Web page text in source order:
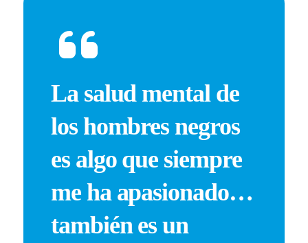
La salud mental de
los hombres negros
es algo que siempre
me ha apasionado…
también es un